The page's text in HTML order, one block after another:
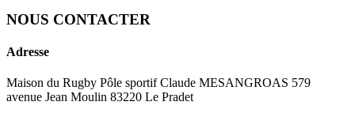
NOUS CONTACTER
Adresse
Maison du Rugby Pôle sportif Claude MESANGROAS 579
avenue Jean Moulin 83220 Le Pradet